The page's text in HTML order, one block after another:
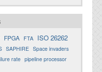
FPGA FTA ISO 26262
SAPHIRE Space invaders
rate pipeline processor